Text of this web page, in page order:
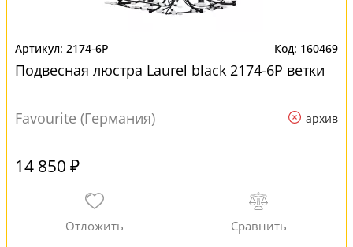
2174-6P 160469
Подвесная люстра Laurel black 2174-6P ветки
Favourite (Германия) архив
14 850 ₽